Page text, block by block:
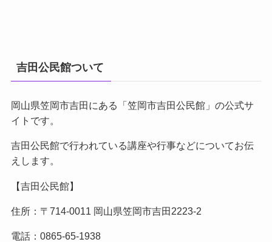
吉田公民館ついて
岡山県笠岡市吉田にある「笠岡市吉田公民館」の公式サ
イトです。
吉田公民館で行われている講座や行事などについてお伝
えします。
【吉田公民館】
住所：〒714-0011 岡山県笠岡市吉田2223-2
電話：0865-65-1938